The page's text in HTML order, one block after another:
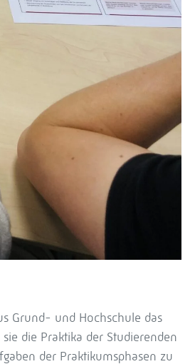
Grund- und Hochschule das
die Praktika der Studierenden
der Praktikumsphasen zu